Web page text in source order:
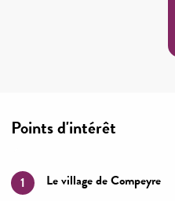
Points d'intérêt
1 Le village de Compeyre